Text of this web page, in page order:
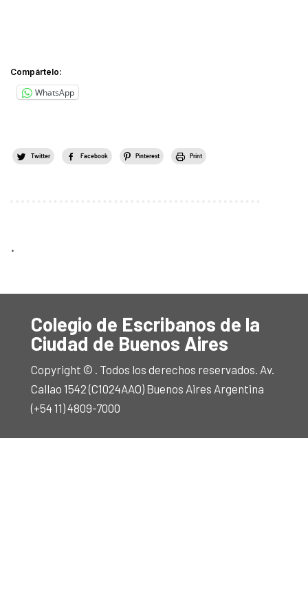
Compártelo:
WhatsApp
Twitter Facebook Pinterest Print
.
Colegio de Escribanos de la
Ciudad de Buenos Aires
Copyright © . Todos los derechos reservados. Av.
Callao 1542 (C1024AAO) Buenos Aires Argentina
(+54 11) 4809-7000